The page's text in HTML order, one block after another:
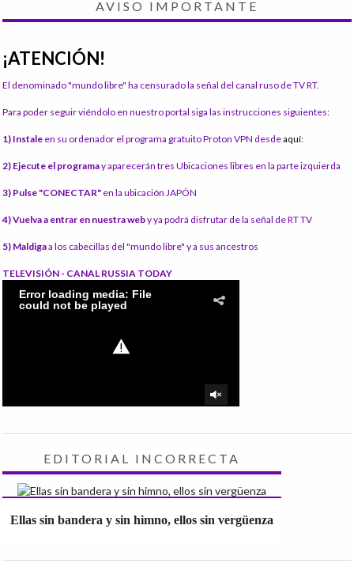
AVISO IMPORTANTE
¡ATENCIÓN!
El denominado "mundo libre" ha censurado la señal del canal ruso de TV RT.
Para poder seguir viéndolo en nuestro portal siga las instrucciones siguientes:
1) Instale en su ordenador el programa gratuito Proton VPN desdeaquí:
2) Ejecute el programay aparecerán tres Ubicaciones libres en la parte izquierda
3) Pulse "CONECTAR" en la ubicación JAPÓN
4) Vuelva a entrar en nuestra weby ya podrá disfrutar de la señal de RT TV
5) Maldigaa los cabecillas del "mundo libre" y a sus ancestros
TELEVISIÓN - CANAL RUSSIA TODAY
EDITORIAL INCORRECTA
Ellas sin bandera y sin himno, ellos sin vergüenza